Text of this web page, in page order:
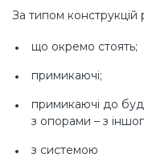
За типом конструкцій
що окремо стоять;
примикаючі;
примикаючі до
з опорами – з
з системою